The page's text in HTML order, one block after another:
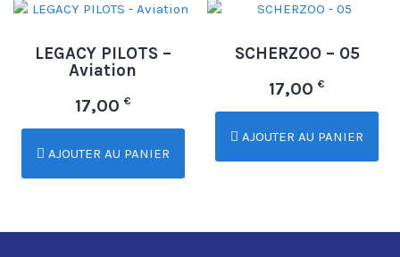
LEGACY PILOTS –
Aviation
17,00 €
AJOUTER AU PANIER
SCHERZOO – 05
17,00€
AJOUTER AU PANIER